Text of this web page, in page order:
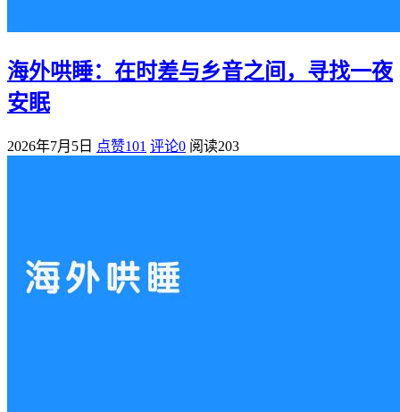
海外哄睡：在时差与乡音之间，寻找一夜
安眠
2026年7月5日 点赞101 评论0 阅读203